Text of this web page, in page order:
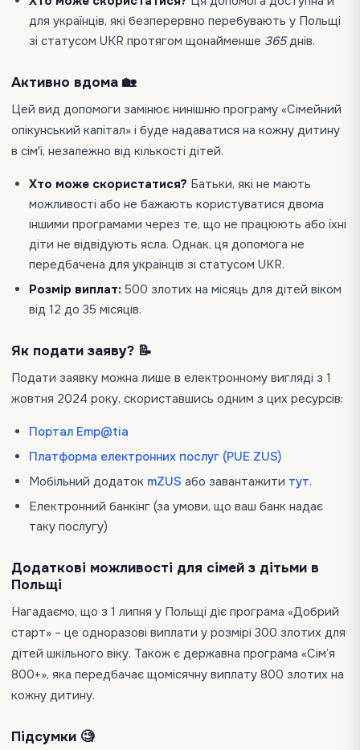
для українців, які безперервно перебувають у Польщі
зі статусом UKR протягом щонайменше 365днів.
Активно вдома 🏡
Цей вид допомоги замінює нинішню програму «Сімейний
опікунський капітал» і буде надаватися на кожну дитину
в сім'ї, незалежно від кількості дітей.
Хто може скористатися? Батьки, які не мають
можливості або не бажають користуватися двома
іншими програмами через те, що не працюють або їхні
діти не відвідують ясла. Однак, ця допомога не
передбачена для українців зі статусом UKR.
Розмір виплат: 500 злотих на місяць для дітей віком
від 12 до 35 місяців.
Як подати заяву? 📝
Подати заявку можна лише в електронному вигляді з 1
жовтня 2024 року, скориставшись одним з цих ресурсів:
Портал Emp@tia
Платформа електронних послуг (PUE ZUS)
Мобільний додаток mZUS або завантажити тут.
Електронний банкінг (за умови, що ваш банк надає
таку послугу)
Додаткові можливості для сімей з дітьми в
Польщі
Нагадаємо, що з 1 липня у Польщі діє програма «Добрий
старт» – це одноразові виплати у розмірі 300 злотих для
дітей шкільного віку. Також є державна програма «Сім’я
800+», яка передбачає щомісячну виплату 800 злотих на
кожну дитину.
Підсумки 🧐